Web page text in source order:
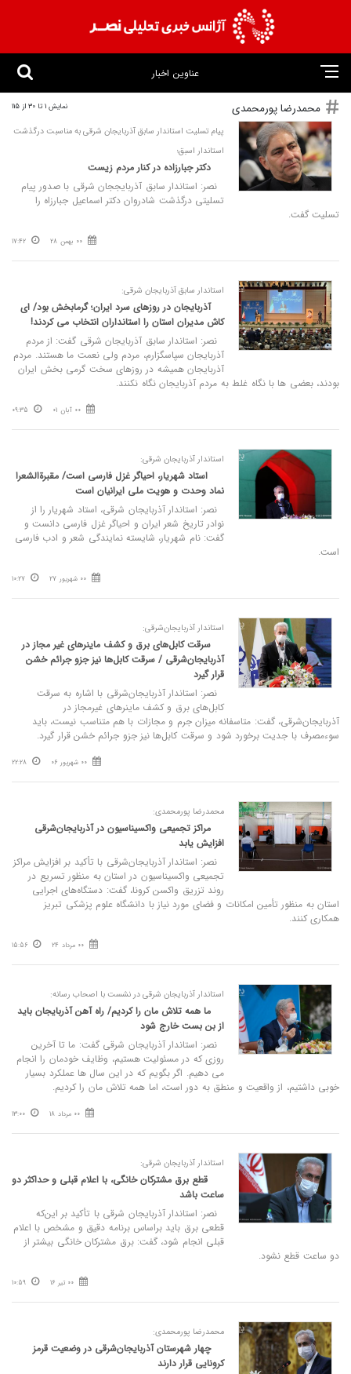
عناوین اخبار
محمدرضا پورمحمدی نمایش 1 تا 30 از 115
پیام تسلیت استاندار سابق آذربایجان شرقی به مناسبت درگذشت
استاندار اسبق؛
دکتر جبارزاده در کنار مردم زیست
نصر: استاندار سابق آذربایججان شرقی با صدور پیام
تسلیتی درگذشت شادروان دکتر اسماعیل جبارزاه را
تسلیت گفت.
00 بهمن 28 17:42
استاندار سابق آذربایجان شرقی:
آذربایجان در روزهای سرد ایران؛ گرمابخش بود/ ای
کاش مدیران استان را استانداران انتخاب می کردند!
نصر: استاندار سابق آذربایجان شرقی گفت: از مردم
آذربایجان سپاسگزارم، مردم ولی نعمت ما هستند. مردم
آذربایجان همیشه در روزهای سخت گرمی بخش ایران
بودند، بعضی ها با نگاه غلط به مردم آذربایجان نگاه نکنند.
00 آبان 01 09:35
استاندار آذربایجان شرقی:
استاد شهریار، احیاگر غزل فارسی است/ مقبرة‌الشعرا
نماد وحدت و هویت ملی ایرانیان است
نصر: استاندار آذربایجان شرقی، استاد شهریار را از
نوادر تاریخ شعر ایران و احیاگر غزل فارسی دانست و
گفت: نام شهریار، شایسته نمایندگی شعر و ادب فارسی
است.
00 شهریور 27 10:27
استاندار آذربایجان‌شرقی:
سرقت کابل‌های برق و کشف ماینرهای غیر مجاز در
آذربایجان‌شرقی / سرقت کابل‌ها نیز جزو جرائم خشن
قرار گیرد
نصر: استاندار آذربایجان‌شرقی با اشاره به سرقت
کابل‌های برق و کشف ماینرهای غیرمجاز در
آذربایجان‌شرقی، گفت: متاسفانه میزان جرم و مجازات با هم متناسب نیست، باید
سوءمصرف با جدیت برخورد شود و سرقت کابل‌ها نیز جزو جرائم خشن قرار گیرد.
00 شهریور 06 22:28
محمدرضا پورمحمدی:
مراکز تجمیعی واکسیناسیون در آذربایجان‌شرقی
افزایش یابد
نصر: استاندار آذربایجان‌شرقی با تأکید بر افزایش مراکز
تجمیعی واکسیناسیون در استان به منظور تسریع در
روند تزریق واکسن کرونا، گفت: دستگاه‌های اجرایی
استان به منظور تأمین امکانات و فضای مورد نیاز با دانشگاه علوم پزشکی تبریز
همکاری کنند.
00 مرداد 24 15:56
استاندار آذربایجان شرقی در نشست با اصحاب رسانه:
ما همه تلاش مان را کردیم/ راه آهن آذربایجان باید
از بن بست خارج شود
نصر: استاندار آذربایجان شرقی گفت: ما تا آخرین
روزی که در مسئولیت هستیم، وظایف خودمان را انجام
می دهیم. اگر بگویم که در این سال ها عملکرد بسیار
خوبی داشتیم، از واقعیت و منطق به دور است، اما همه تلاش مان را کردیم.
00 مرداد 18 13:00
استاندار آذربایجان شرقی:
قطع برق مشترکان خانگی، با اعلام قبلی و حداکثر دو
ساعت باشد
نصر: استاندار آذربایجان شرقی با تأکید بر این‌که
قطعی برق باید براساس برنامه دقیق و مشخص با اعلام
قبلی انجام شود، گفت: برق مشترکان خانگی بیشتر از
دو ساعت قطع نشود.
00 تیر 16 10:59
محمدرضا پورمحمدی:
چهار شهرستان آذربایجان‌شرقی در وضعیت قرمز
کرونایی قرار دارند